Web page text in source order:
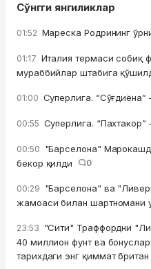
Сўнгги янгиликлар
01:52 Мареска Родрининг
01:17 Италия термаси собиқ
мураббийлар штабига
01:00 Суперлига. “Сўғдиёна”
00:55 Суперлига. “Пахтакор”
00:50 "Барселона"
бекор қилди
0
00:29 "Барселона" ва
жамоаси билан шартномани
23:53 "Сити" Траффордни
40 миллион фунт ва
тарихдаги энг қиммат